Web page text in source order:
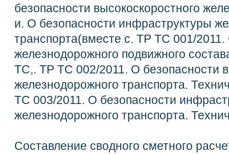
безопасности высокоскоростного
и. О безопасности инфраструктуры
транспорта(вместе с. ТР ТС 001/2011.
железнодорожного подвижного
ТС,. ТР ТС 002/2011. О безопасности
железнодорожного транспорта.
ТС 003/2011. О безопасности
железнодорожного транспорта.
Составление сводного сметного